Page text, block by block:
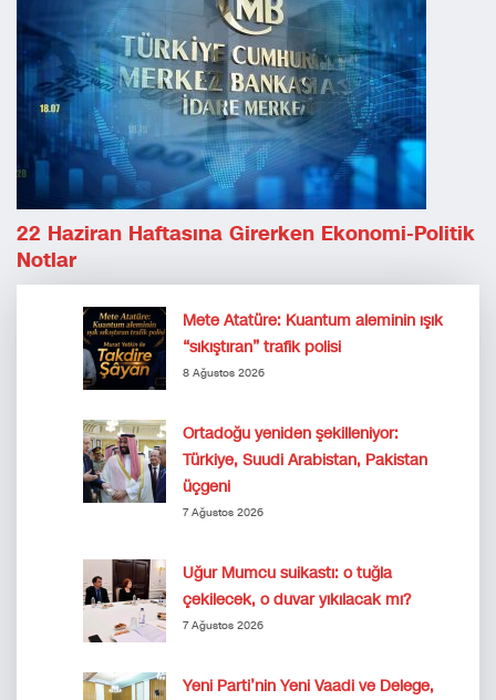
22 Haziran Haftasına Girerken Ekonomi-Politik
Notlar
Mete Atatüre: Kuantum aleminin ışık
“sıkıştıran” trafik polisi
8 Ağustos 2026
Ortadoğu yeniden şekilleniyor:
Türkiye, Suudi Arabistan, Pakistan
üçgeni
7 Ağustos 2026
Uğur Mumcu suikastı: o tuğla
çekilecek, o duvar yıkılacak mı?
7 Ağustos 2026
Yeni Parti’nin Yeni Vaadi ve Delege,